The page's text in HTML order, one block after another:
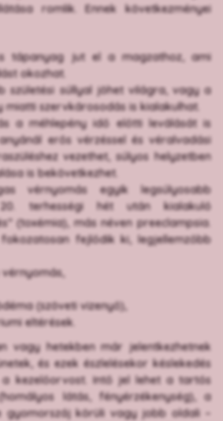
romlik. Ennek következményei
tápanyag jut el a magzathoz, ami
okozhat.
születési súllyal jöhet világra, vagy a
miatti szervkárosodás is kialakulhat.
a méhlepény idő előtti leválását is
erős vérzéssel és véralvadási
vezethet, súlyos helyzetben
is bekövetkezhet.
vérnyomás egyik legsúlyosabb
terhességi hét után kialakuló
(toxémia), más néven preeclampsia.
fejlődik ki, legjellemzőbb
(szöveti vizenyő),
eltérések.
vagy hetekben már jelentkezhetnek
és ezek észlelésekor késlekedés
kezelőorvost. Intő jel lehet a tartós
látás, fényérzékenység), a
gyomorszáj körüli vagy jobb oldali –